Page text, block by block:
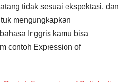
tidak sesuai ekspektasi, dan
mengungkapkan
Inggris kamu bisa
contoh Expression of